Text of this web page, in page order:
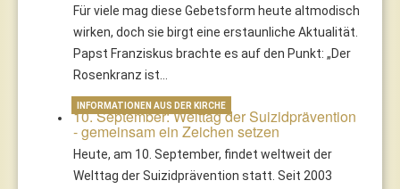
Für viele mag diese Gebetsform heute altmodisch
wirken, doch sie birgt eine erstaunliche Aktualität.
Papst Franziskus brachte es auf den Punkt: „Der
Rosenkranz ist…
10. September: Welttag der Suizidprävention
- gemeinsam ein Zeichen setzen
Heute, am 10. September, findet weltweit der
Welttag der Suizidprävention statt. Seit 2003
INFORMATIONEN AUS DER KIRCHE